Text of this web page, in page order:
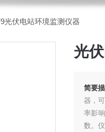
光伏电站环境监测仪器
光
简要
器，
率影
数。